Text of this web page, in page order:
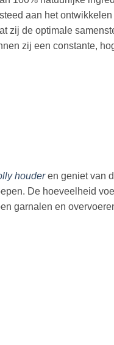
aan het
zij de optimale
zij een constante,
houderen geniet van
De hoeveelheid
garnalen en